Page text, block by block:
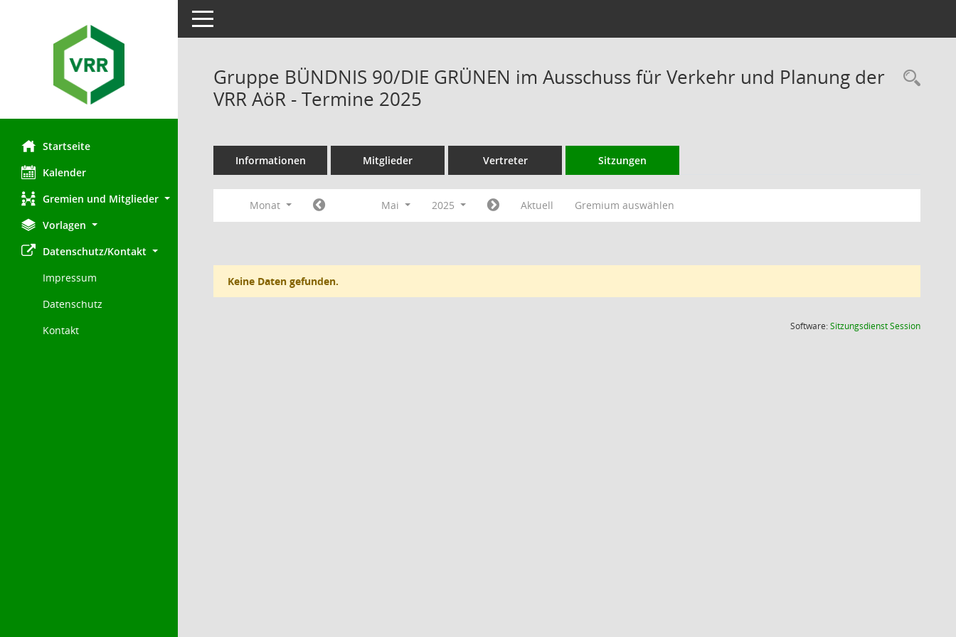
Startseite
Kalender
Gremien und Mitglieder
Vorlagen
Datenschutz/Kontakt
Impressum
Datenschutz
Kontakt
Toggle navigation
Gruppe BÜNDNIS 90/DIE GRÜNEN im Ausschuss für Verkehr und Planung der
VRR AöR - Termine 2025
Informationen Mitglieder Vertreter Sitzungen
Monat Mai 2025 Aktuell Gremium auswählen
Keine Daten gefunden.
Software:SitzungsdienstSession(Wird in